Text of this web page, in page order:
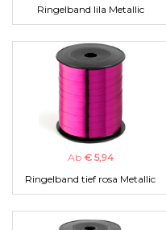
Ringelband lila Metallic
Ab € 5,94
Ringelband tief rosa Metallic